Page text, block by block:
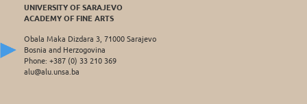
UNIVERSITY OF SARAJEVO
ACADEMY OF FINE ARTS
Obala Maka Dizdara 3, 71000 Sarajevo
Bosnia and Herzogovina
Phone: +387 (0) 33 210 369
alu@alu.unsa.ba